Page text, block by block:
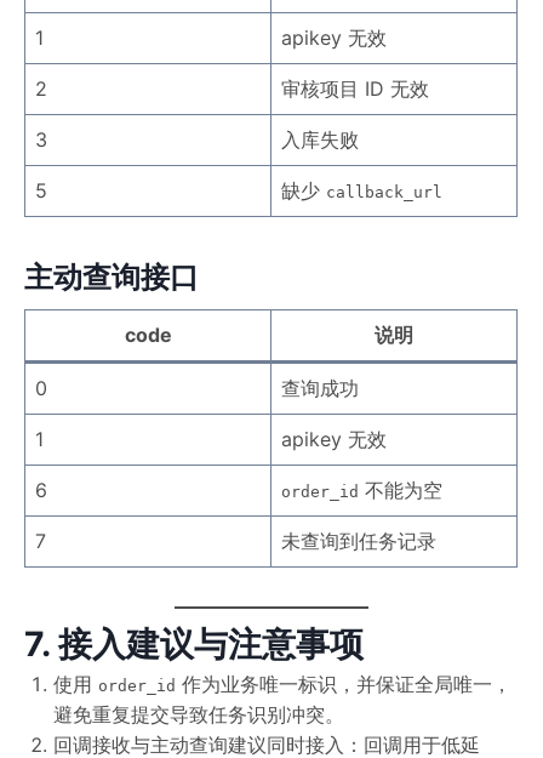
1 apikey 无效
2 审核项目 ID 无效
3 入库失败
5 缺少 callback_url
主动查询接口
code 说明
0 查询成功
1 apikey 无效
6 order_id 不能为空
7 未查询到任务记录
7. 接入建议与注意事项
使用 order_id 作为业务唯一标识，并保证全局唯一，
避免重复提交导致任务识别冲突。
回调接收与主动查询建议同时接入：回调用于低延